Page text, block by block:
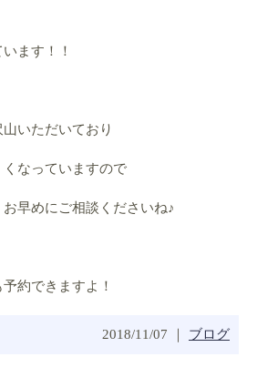
ます！！
いただいており
なっていますので
早めにご相談くださいね♪
約できますよ！
2018/11/07 ｜ ブログ